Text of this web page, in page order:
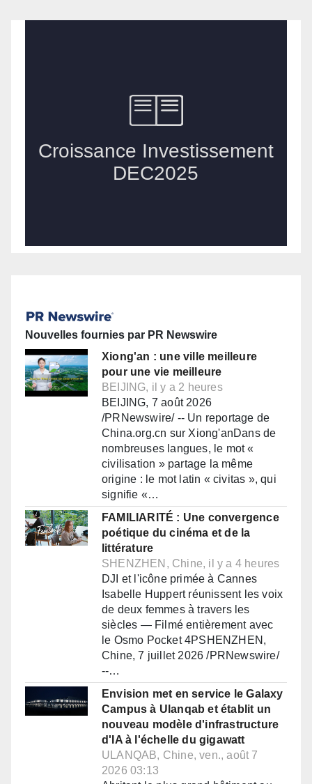
Nouvelles fournies par PR Newswire
Xiong'an : une ville meilleure
pour une vie meilleure
BEIJING, il y a 2 heures
BEIJING, 7 août 2026
/PRNewswire/ -- Un reportage de
China.org.cn sur Xiong'anDans de
nombreuses langues, le mot «
civilisation » partage la même
origine : le mot latin « civitas », qui
signifie «…
FAMILIARITÉ : Une convergence
poétique du cinéma et de la
littérature
SHENZHEN, Chine, il y a 4 heures
DJI et l'icône primée à Cannes
Isabelle Huppert réunissent les voix
de deux femmes à travers les
siècles — Filmé entièrement avec
le Osmo Pocket 4PSHENZHEN,
Chine, 7 juillet 2026 /PRNewswire/
--…
Envision met en service le Galaxy
Campus à Ulanqab et établit un
nouveau modèle d'infrastructure
d'IA à l'échelle du gigawatt
ULANQAB, Chine, ven., août 7
2026 03:13